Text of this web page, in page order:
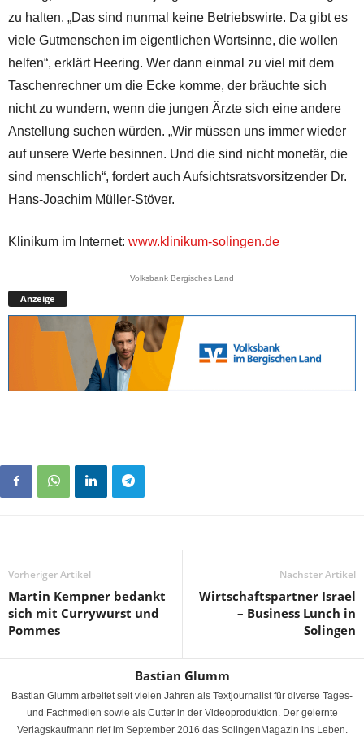
zu halten. „Das sind nunmal keine Betriebswirte. Da gibt es
viele Gutmenschen im eigentlichen Wortsinne, die wollen
helfen“, erklärt Heering. Wer dann einmal zu viel mit dem
Taschenrechner um die Ecke komme, der bräuchte sich
nicht zu wundern, wenn die jungen Ärzte sich eine andere
Anstellung suchen würden. „Wir müssen uns immer wieder
auf unsere Werte besinnen. Und die sind nicht monetär, die
sind menschlich“, fordert auch Aufsichtsratsvorsitzender Dr.
Hans-Joachim Müller-Stöver.
Klinikum im Internet: www.klinikum-solingen.de
Volksbank Bergisches Land
Anzeige
Vorheriger Artikel
Martin Kempner bedankt
sich mit Currywurst und
Pommes
Nächster Artikel
Wirtschaftspartner Israel
– Business Lunch in
Solingen
Bastian Glumm
Bastian Glumm arbeitet seit vielen Jahren als Textjournalist für diverse Tages-
und Fachmedien sowie als Cutter in der Videoproduktion. Der gelernte
Verlagskaufmann rief im September 2016 das SolingenMagazin ins Leben.